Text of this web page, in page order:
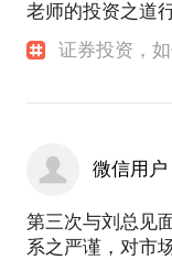
老师的投资之道
证券投资，
微信用户
第三次与刘总见
系之严谨，对市